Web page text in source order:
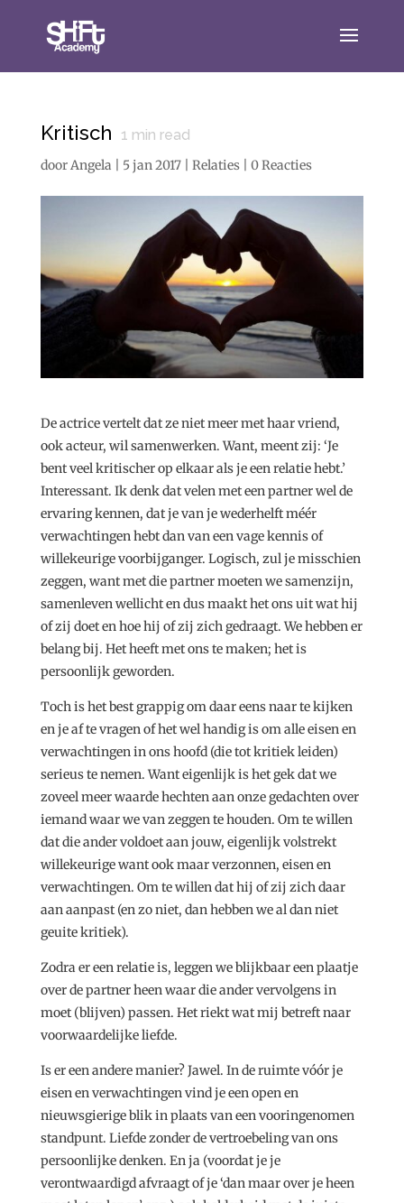
Kritisch 1 min read
doorAngela 5 jan 2017| Relaties| 0 Reacties
De actrice vertelt dat ze niet meer met haar vriend,
ook acteur, wil samenwerken. Want, meent zij: ‘Je
bent veel kritischer op elkaar als je een relatie hebt.’
Interessant. Ik denk dat velen met een partner wel de
ervaring kennen, dat je van je wederhelft méér
verwachtingen hebt dan van een vage kennis of
willekeurige voorbijganger. Logisch, zul je misschien
zeggen, want met die partner moeten we samenzijn,
samenleven wellicht en dus maakt het ons uit wat hij
of zij doet en hoe hij of zij zich gedraagt. We hebben er
belang bij. Het heeft met ons te maken; het is
persoonlijk geworden.
Toch is het best grappig om daar eens naar te kijken
en je af te vragen of het wel handig is om alle eisen en
verwachtingen in ons hoofd (die tot kritiek leiden)
serieus te nemen. Want eigenlijk is het gek dat we
zoveel meer waarde hechten aan onze gedachten over
iemand waar we van zeggen te houden. Om te willen
dat die ander voldoet aan jouw, eigenlijk volstrekt
willekeurige want ook maar verzonnen, eisen en
verwachtingen. Om te willen dat hij of zij zich daar
aan aanpast (en zo niet, dan hebben we al dan niet
geuite kritiek).
Zodra er een relatie is, leggen we blijkbaar een plaatje
over de partner heen waar die ander vervolgens in
moet (blijven) passen. Het riekt wat mij betreft naar
voorwaardelijke liefde.
Is er een andere manier? Jawel. In de ruimte vóór je
eisen en verwachtingen vind je een open en
nieuwsgierige blik in plaats van een vooringenomen
standpunt. Liefde zonder de vertroebeling van ons
persoonlijke denken. En ja (voordat je je
verontwaardigd afvraagt of je ‘dan maar over je heen